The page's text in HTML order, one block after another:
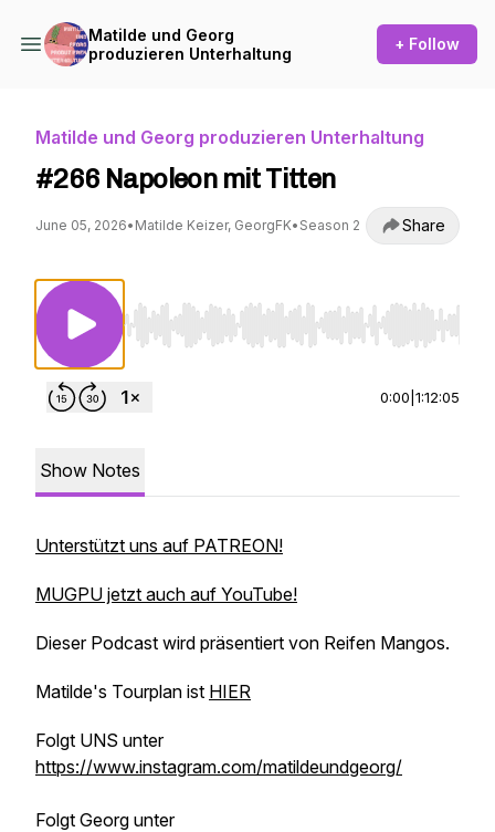
Matilde und Georg
produzieren Unterhaltung
+ Follow
Matilde und Georg produzieren Unterhaltung
#266 Napoleon mit Titten
June 05, 2026• Matilde Keizer, GeorgFK• Season 2 Share
Use Left/Right to seek, Home/End to jump to
0:00 1:12:05
Show Notes
Unterstützt uns auf PATREON!
MUGPU jetzt auch auf YouTube!
Dieser Podcast wird präsentiert von Reifen Mangos.
Matilde's Tourplan ist HIER
Folgt UNS unter
https://www.instagram.com/matildeundgeorg/
Folgt Georg unter